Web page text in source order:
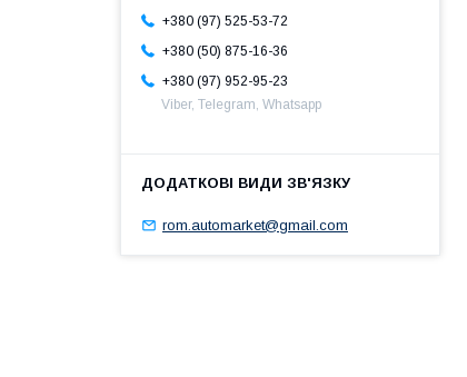
+380 (97) 525-53-72
+380 (50) 875-16-36
+380 (97) 952-95-23
Viber, Telegram, Whatsapp
rom.automarket@gmail.com